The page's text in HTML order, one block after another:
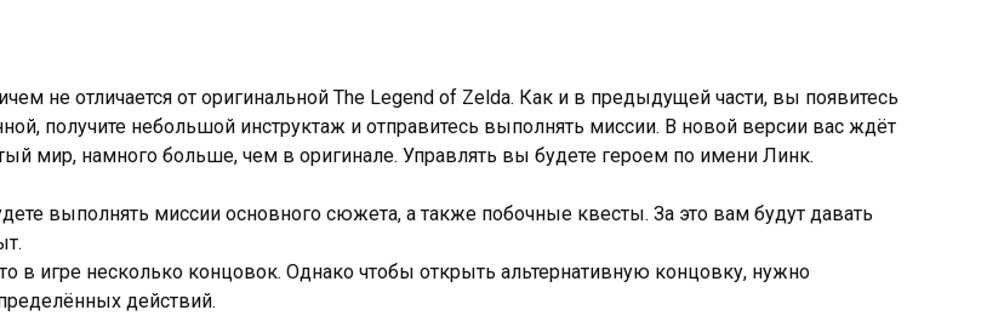
не отличается от оригинальной The Legend of Zelda. Как и в предыдущей части, вы появитесь
получите небольшой инструктаж и отправитесь выполнять миссии. В новой версии вас ждёт
мир, намного больше, чем в оригинале. Управлять вы будете героем по имени Линк.
выполнять миссии основного сюжета, а также побочные квесты. За это вам будут давать
в игре несколько концовок. Однако чтобы открыть альтернативную концовку, нужно
действий.